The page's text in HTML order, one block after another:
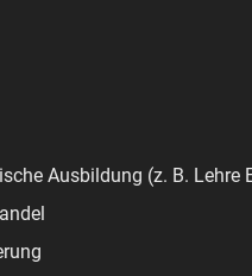
Ausbildung (z. B.